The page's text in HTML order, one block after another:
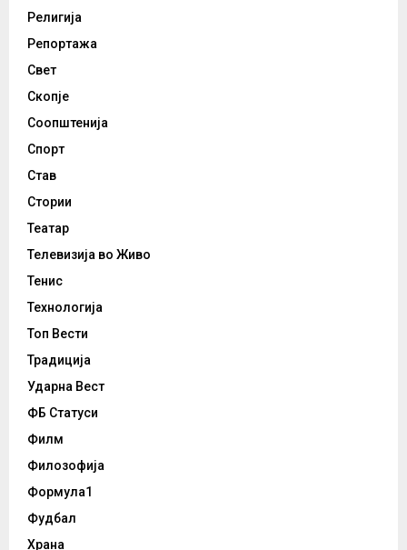
Религија
Репортажа
Свет
Скопје
Соопштенија
Спорт
Став
Стории
Театар
Телевизија во Живо
Тенис
Технологија
Топ Вести
Традиција
Ударна Вест
ФБ Статуси
Филм
Филозофија
Формула1
Фудбал
Храна